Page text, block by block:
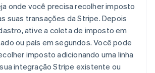
onde você precisa recolher imposto
suas transações da Stripe. Depois
ative a coleta de imposto em
ou país em segundos. Você pode
imposto adicionando uma linha
integração Stripe existente ou